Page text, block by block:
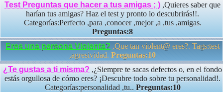
Test Preguntas que hacer a tus amigas ; ) ,Quieres saber que
harían tus amigas? Haz el test y pronto lo descubrirás!!.
Categorías:Perfecto ,para ,conocer ,mejor ,a ,tus ,amigas.
Preguntas:8
Eres una persona Violenta? ,Que tan violent@ eres?. Tags:test
,agresividad. Preguntas:10
¿Te gustas a ti misma? ,¿Siempre te sacas defectos o, en el fondo
estás orgullosa de cómo eres? ¡Descubre todo sobre tu personalidad!.
Categorías:personalidad ,tu.. Preguntas:10